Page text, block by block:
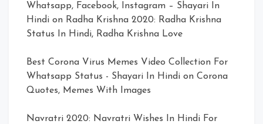
Whatsapp, Facebook, Instagram – Shayari In
Hindi on Radha Krishna 2020: Radha Krishna
Status In Hindi, Radha Krishna Love
Best Corona Virus Memes Video Collection For
Whatsapp Status - Shayari In Hindi on Corona
Quotes, Memes With Images
Navratri 2020: Navratri Wishes In Hindi For